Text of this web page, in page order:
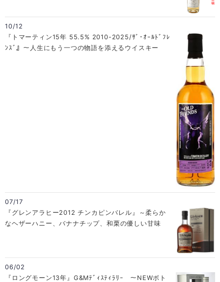
10/12
『トマーティン15年 55.5% 2010-2025/ｻﾞ･ｵｰﾙﾄﾞﾌﾚ
ﾝｽﾞ』～人生にもう一つの物語を添えるウイスキー
07/17
『グレンアラヒー2012 チンカピンバレル』～柔らか
なヘザーハニー、バナナチップ、和栗の優しい甘味
06/02
『ロングモーン13年』G&Mﾃﾞｨｽﾃｨﾗﾘｰ ～NEWボト